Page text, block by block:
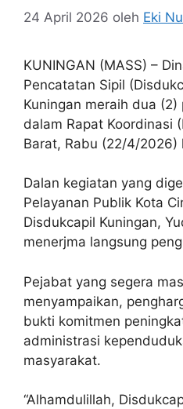
24 April 2026 oleh Eki
KUNINGAN (MASS) –
Pencatatan Sipil
Kuningan meraih dua
dalam Rapat Koordinasi
Barat, Rabu (22/4/2026)
Dalan kegiatan yang
Pelayanan Publik Kota
Disdukcapil Kuningan,
menerjma langsung
Pejabat yang segera
menyampaikan,
bukti komitmen
administrasi
masyarakat.
“Alhamdulillah,